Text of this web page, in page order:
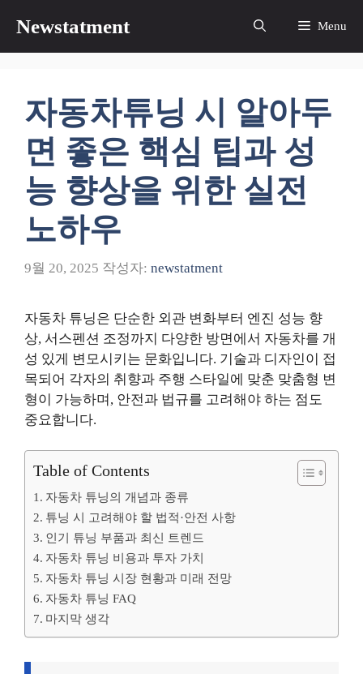
츠
Newstatment Menu
자동차튜닝 시 알아두
면 좋은 핵심 팁과 성
능 향상을 위한 실전
노하우
9월 20, 2025 작성자: newstatment
자동차 튜닝은 단순한 외관 변화부터 엔진 성능 향
상, 서스펜션 조정까지 다양한 방면에서 자동차를 개
성 있게 변모시키는 문화입니다. 기술과 디자인이 접
목되어 각자의 취향과 주행 스타일에 맞춘 맞춤형 변
형이 가능하며, 안전과 법규를 고려해야 하는 점도
중요합니다.
Table of Contents
자동차 튜닝의 개념과 종류
튜닝 시 고려해야 할 법적·안전 사항
인기 튜닝 부품과 최신 트렌드
자동차 튜닝 비용과 투자 가치
자동차 튜닝 시장 현황과 미래 전망
자동차 튜닝 FAQ
마지막 생각